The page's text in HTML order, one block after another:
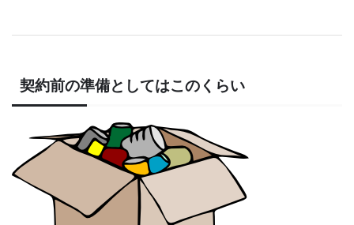
契約前の準備としてはこのくらい